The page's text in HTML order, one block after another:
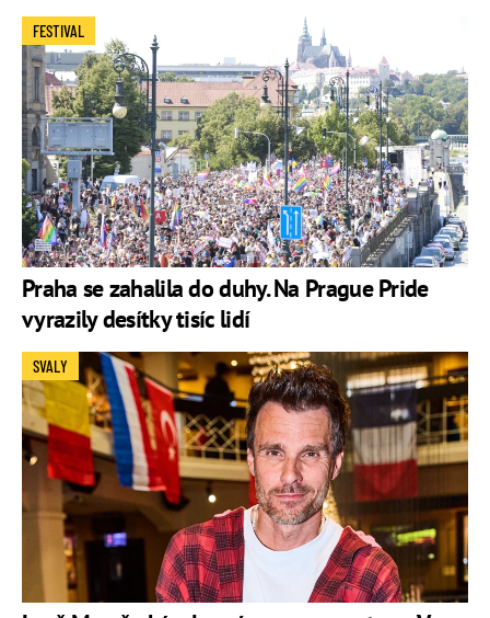
Praha se zahalila do duhy. Na Prague Pride
vyrazily desítky tisíc lidí
FESTIVAL
SVALY